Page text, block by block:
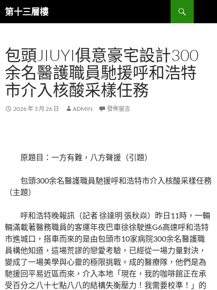
跳
至
內
第十三層樓
搜
尋
包頭JIUYI俱意豪宅設計300
余名醫護職員馳援呼和浩特
市介入核酸采樣任務
2026 年 3 月 26 日 ADMIN 發佈留言
原題目：一方有難，八方聲援（引題）
包頭300余名醫護職員馳援呼和浩特市介入核酸采樣任務
（主題）
呼和浩特晚報訊（記者 徐達明 張秋焱）昨日11時，一輛
輛滿載著醫務職員的客運年夜巴車徐徐駛進G6高速呼和浩特
市進城口，搭車而來的是由包頭市10家病院300余名醫護職
員構他知道，這場荒謬的戀愛考驗，已經從一場力量對決，
變成了一場美學與心靈的極限挑戰。成的醫療隊，他們是為
馳援回平易近區而來，介入本地「現在，我的咖啡館正在承
受百分之八十七點八八的結構失衡壓力！我需要校準！」的